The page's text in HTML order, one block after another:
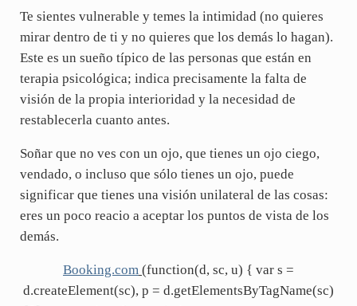
Te sientes vulnerable y temes la intimidad (no quieres
mirar dentro de ti y no quieres que los demás lo hagan).
Este es un sueño típico de las personas que están en
terapia psicológica; indica precisamente la falta de
visión de la propia interioridad y la necesidad de
restablecerla cuanto antes.
Soñar que no ves con un ojo, que tienes un ojo ciego,
vendado, o incluso que sólo tienes un ojo, puede
significar que tienes una visión unilateral de las cosas:
eres un poco reacio a aceptar los puntos de vista de los
demás.
Booking.com (function(d, sc, u) { var s =
d.createElement(sc), p = d.getElementsByTagName(sc)